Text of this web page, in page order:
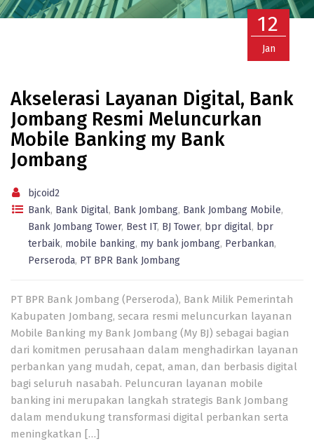
12
Jan
Akselerasi Layanan Digital, Bank
Jombang Resmi Meluncurkan
Mobile Banking my Bank
Jombang
bjcoid2
Bank, Bank Digital, Bank Jombang, Bank Jombang Mobile,
Bank Jombang Tower, Best IT, BJ Tower, bpr digital, bpr
terbaik, mobile banking, my bank jombang, Perbankan,
Perseroda, PT BPR Bank Jombang
PT BPR Bank Jombang (Perseroda), Bank Milik Pemerintah
Kabupaten Jombang, secara resmi meluncurkan layanan
Mobile Banking my Bank Jombang (My BJ) sebagai bagian
dari komitmen perusahaan dalam menghadirkan layanan
perbankan yang mudah, cepat, aman, dan berbasis digital
bagi seluruh nasabah. Peluncuran layanan mobile
banking ini merupakan langkah strategis Bank Jombang
dalam mendukung transformasi digital perbankan serta
meningkatkan […]